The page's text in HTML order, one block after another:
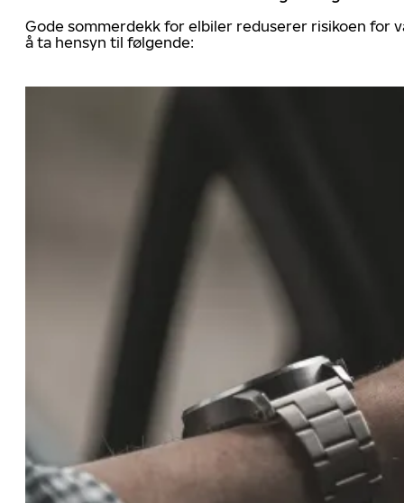
Gode sommerdekk for elbiler reduserer risikoen for
å ta hensyn til følgende: